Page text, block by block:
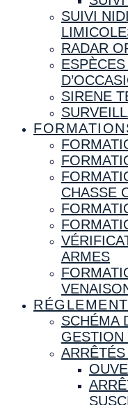
SUIVI
RADAR
SIRENE
CHASSE
ARMES
SCHÉMA
GESTION